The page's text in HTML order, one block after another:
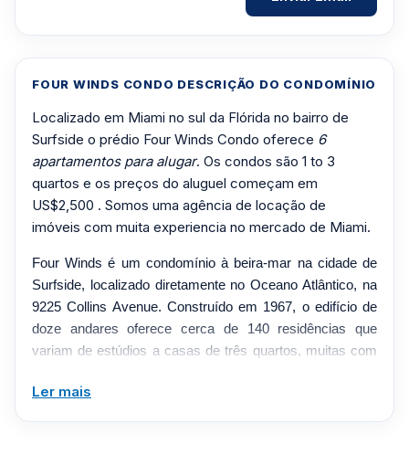
FOUR WINDS CONDO DESCRIÇÃO DO CONDOMÍNIO
Localizado em Miami no sul da Flórida no bairro de
Surfside o prédio Four Winds Condo oferece 6
apartamentos para alugar. Os condos são 1 to 3
quartos e os preços do aluguel começam em
US$2,500 . Somos uma agência de locação de
imóveis com muita experiencia no mercado de Miami.
Four Winds é um condomínio à beira-mar na cidade de
Surfside, localizado diretamente no Oceano Atlântico, na
9225 Collins Avenue. Construído em 1967, o edifício de
doze andares oferece cerca de 140 residências que
variam de estúdios a casas de três quartos, muitas com
durante todo o ano. O edifício passou por uma reforma
Ler mais